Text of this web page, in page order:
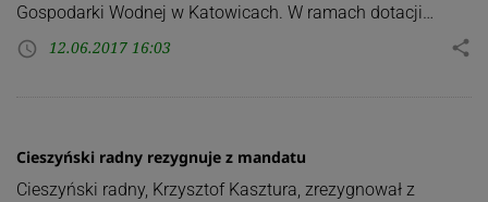
Gospodarki Wodnej w Katowicach. W ramach dotacji…
access_time 12.06.2017 16:03 share
Cieszyński radny rezygnuje z mandatu
Cieszyński radny, Krzysztof Kasztura, zrezygnował z